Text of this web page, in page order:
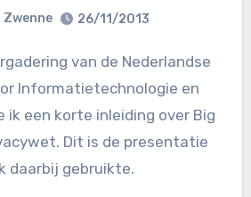
Zwenne 26/11/2013
Informatietechnologie en
ik een korte inleiding over Big
Dit is de presentatie
daarbij gebruikte.